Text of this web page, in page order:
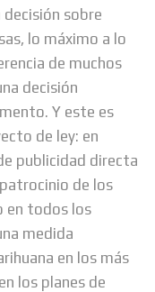
sobre
lo máximo a lo
de muchos
decisión
Y este es
de ley: en
publicidad directa
de los
en todos los
medida
en los más
los planes de